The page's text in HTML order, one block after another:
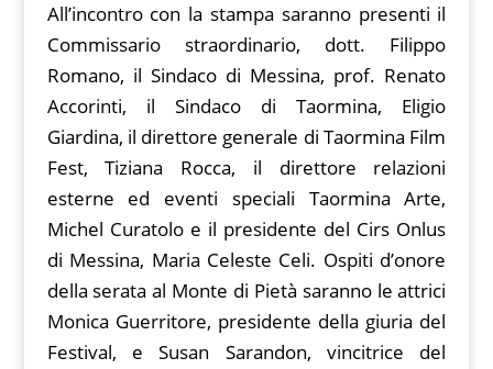
All’incontro con la stampa saranno presenti il
Commissario straordinario, dott. Filippo
Romano, il Sindaco di Messina, prof. Renato
Accorinti, il Sindaco di Taormina, Eligio
Giardina, il direttore generale di Taormina Film
Fest, Tiziana Rocca, il direttore relazioni
esterne ed eventi speciali Taormina Arte,
Michel Curatolo e il presidente del Cirs Onlus
di Messina, Maria Celeste Celi. Ospiti d’onore
della serata al Monte di Pietà saranno le attrici
Monica Guerritore, presidente della giuria del
Festival, e Susan Sarandon, vincitrice del